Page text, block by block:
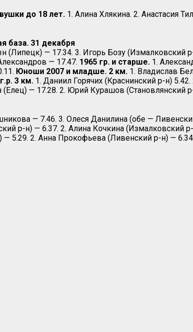
до 18 лет. 1. Алина Хлякина. 2. Анастасия
база. 31 декабря
(Липецк) — 17.34. 3. Игорь Бозу (Измалковский
— 17.47. 1965 гр. и старше. 1.
Юноши 2007 и младше. 2 км. 1. Владислав
3 км. 1. Даниил Горячих (Краснинский р-н)
(Елец) — 17.28. 2. Юрий Курашов (Становлянский
— 7.46. 3. Олеся Данилина (обе —
р-н) — 6.37. 2. Алина Кочкина (Измалковский
— 5.29. 2. Анна Прокофьева (Ливенский р-н) —